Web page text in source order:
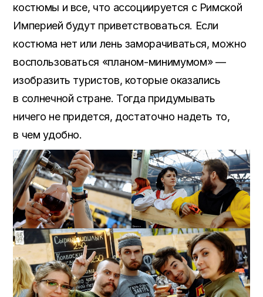
костюмы и все, что ассоциируется с Римской
Империей будут приветствоваться. Если
костюма нет или лень заморачиваться, можно
воспользоваться «планом-минимумом» —
изобразить туристов, которые оказались
в солнечной стране. Тогда придумывать
ничего не придется, достаточно надеть то,
в чем удобно.